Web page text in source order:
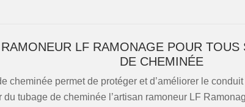
LF RAMONAGE POUR TOUS
DE CHEMINÉE
cheminée permet de protéger et d’améliorer le
du tubage de cheminée l’artisan ramoneur LF